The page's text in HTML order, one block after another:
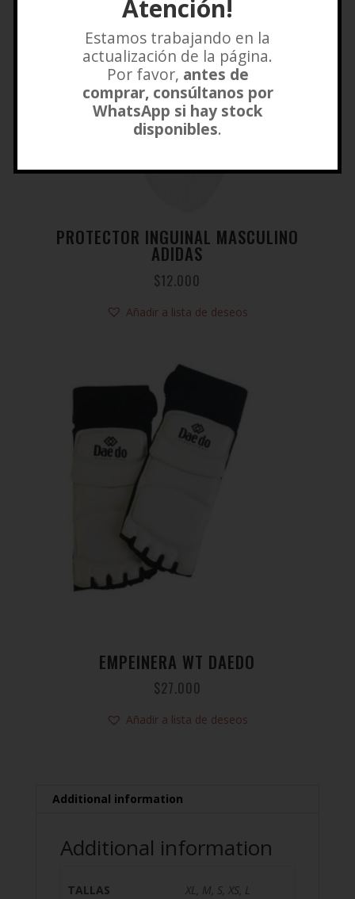
PROTECTOR INGUINAL MASCULINO
ADIDAS
$12.000
Añadir a lista de deseos
EMPEINERA WT DAEDO
$27.000
Añadir a lista de deseos
Additional information
Additional information
TALLAS XL, M, S, XS, L
Atención!
Estamos trabajando en la
actualización de la página.
Por favor, antes de
comprar, consúltanos por
WhatsApp si hay stock
disponibles.